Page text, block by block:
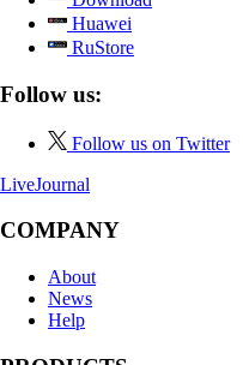
Huawei
RuStore
Follow us:
Follow us on Twitter
LiveJournal
COMPANY
About
News
Help